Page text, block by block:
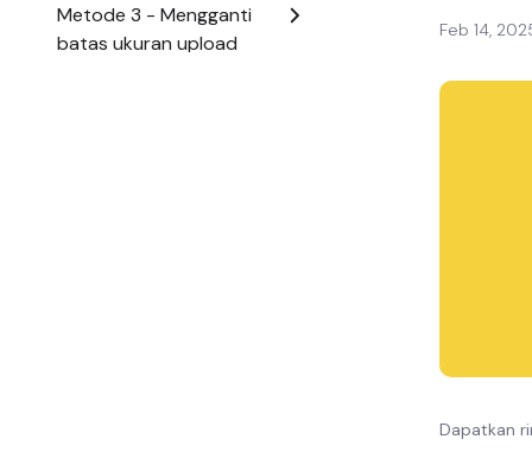
Metode 3 - Mengganti
batas ukuran upload
Feb 14,
Dapatkan